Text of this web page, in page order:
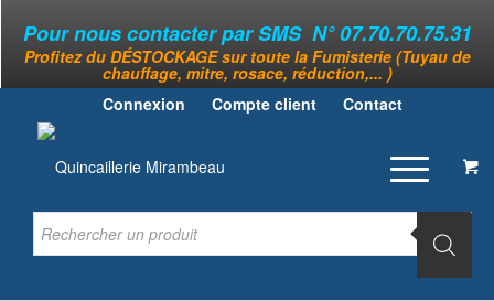
Pour nous contacter par SMS N° 07.70.70.75.31
Profitez du DÉSTOCKAGE sur toute la Fumisterie (Tuyau de
chauffage, mitre, rosace, réduction,... )
Connexion
Compte client Contact